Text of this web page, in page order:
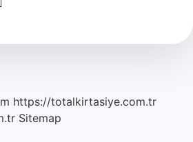
https://totalkirtasiye.com.tr
Sitemap